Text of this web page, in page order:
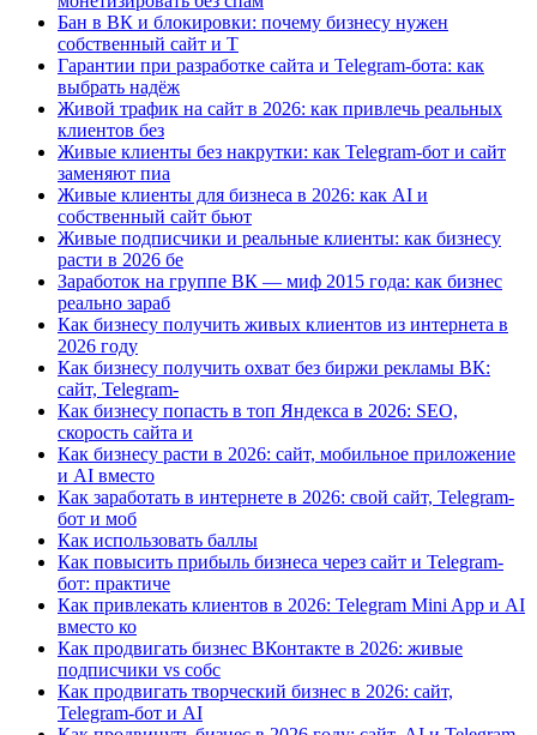
Бан в ВК и блокировки: почему бизнесу нужен
собственный сайт и T
Гарантии при разработке сайта и Telegram-бота: как
выбрать надёж
Живой трафик на сайт в 2026: как привлечь реальных
клиентов без
Живые клиенты без накрутки: как Telegram-бот и сайт
заменяют пиа
Живые клиенты для бизнеса в 2026: как AI и
собственный сайт бьют
Живые подписчики и реальные клиенты: как бизнесу
расти в 2026 бе
Заработок на группе ВК — миф 2015 года: как бизнес
реально зараб
Как бизнесу получить живых клиентов из интернета в
2026 году
Как бизнесу получить охват без биржи рекламы ВК:
сайт, Telegram-
Как бизнесу попасть в топ Яндекса в 2026: SEO,
скорость сайта и
Как бизнесу расти в 2026: сайт, мобильное приложение
и AI вместо
Как заработать в интернете в 2026: свой сайт, Telegram-
бот и моб
Как использовать баллы
Как повысить прибыль бизнеса через сайт и Telegram-
бот: практиче
Как привлекать клиентов в 2026: Telegram Mini App и AI
вместо ко
Как продвигать бизнес ВКонтакте в 2026: живые
подписчики vs собс
Как продвигать творческий бизнес в 2026: сайт,
Telegram-бот и AI